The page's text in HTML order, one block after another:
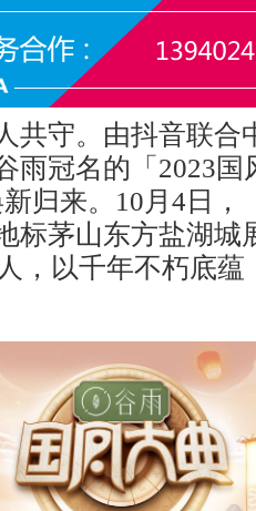
守。由抖音联合
雨冠名的「2023国
归来。10月4日，
标茅山东方盐湖城
，以千年不朽底蕴